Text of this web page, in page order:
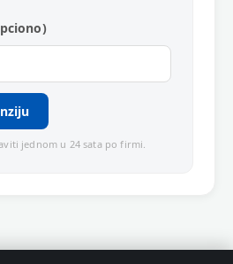
jednom u 24 sata po firmi.